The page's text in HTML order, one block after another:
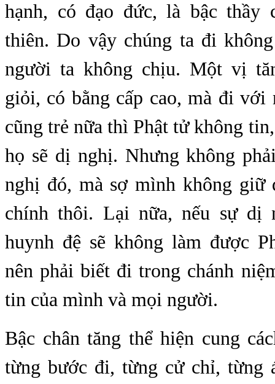
hạnh, có đạo đức, là bậc thầy
thiên. Do vậy chúng ta đi
người ta không chịu. Một vị
giỏi, có bằng cấp cao, mà đi với
cũng trẻ nữa thì Phật tử không
họ sẽ dị nghị. Nhưng không
nghị đó, mà sợ mình không giữ
chính thôi. Lại nữa, nếu sự dị
huynh đệ sẽ không làm được
nên phải biết đi trong chánh
tin của mình và mọi người.
Bậc chân tăng thể hiện cung
từng bước đi, từng cử chỉ, từng